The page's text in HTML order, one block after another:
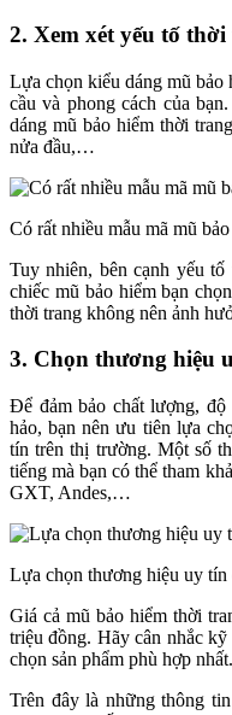
2. Xem xét yếu tố
Lựa chọn kiểu dáng mũ bảo
cầu và phong cách của
dáng mũ bảo hiểm thời
nửa đầu,…
Có rất nhiều mẫu mã mũ
Tuy nhiên, bên cạnh yếu
chiếc mũ bảo hiểm bạn
thời trang không nên ảnh
3. Chọn thương hiệu
Để đảm bảo chất lượng, độ
hảo, bạn nên ưu tiên lựa
tín trên thị trường. Một số
tiếng mà bạn có thể tham
GXT, Andes,…
Lựa chọn thương hiệu uy tín
Giá cả mũ bảo hiểm thời
triệu đồng. Hãy cân nhắc
chọn sản phẩm phù hợp nhất.
Trên đây là những thông